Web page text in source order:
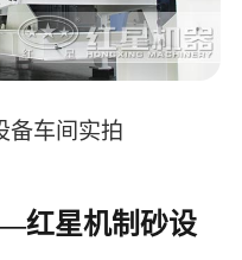
备车间实拍
红星机制砂设